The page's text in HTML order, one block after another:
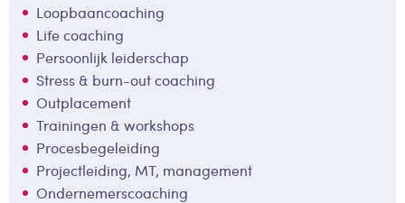
Loopbaancoaching
Life coaching
Persoonlijk leiderschap
Stress & burn-out coaching
Outplacement
Trainingen & workshops
Procesbegeleiding
Projectleiding, MT, management
Ondernemerscoaching